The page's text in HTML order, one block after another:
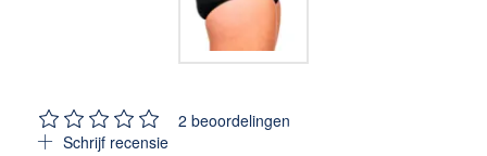
2 beoordelingen
Schrijf recensie